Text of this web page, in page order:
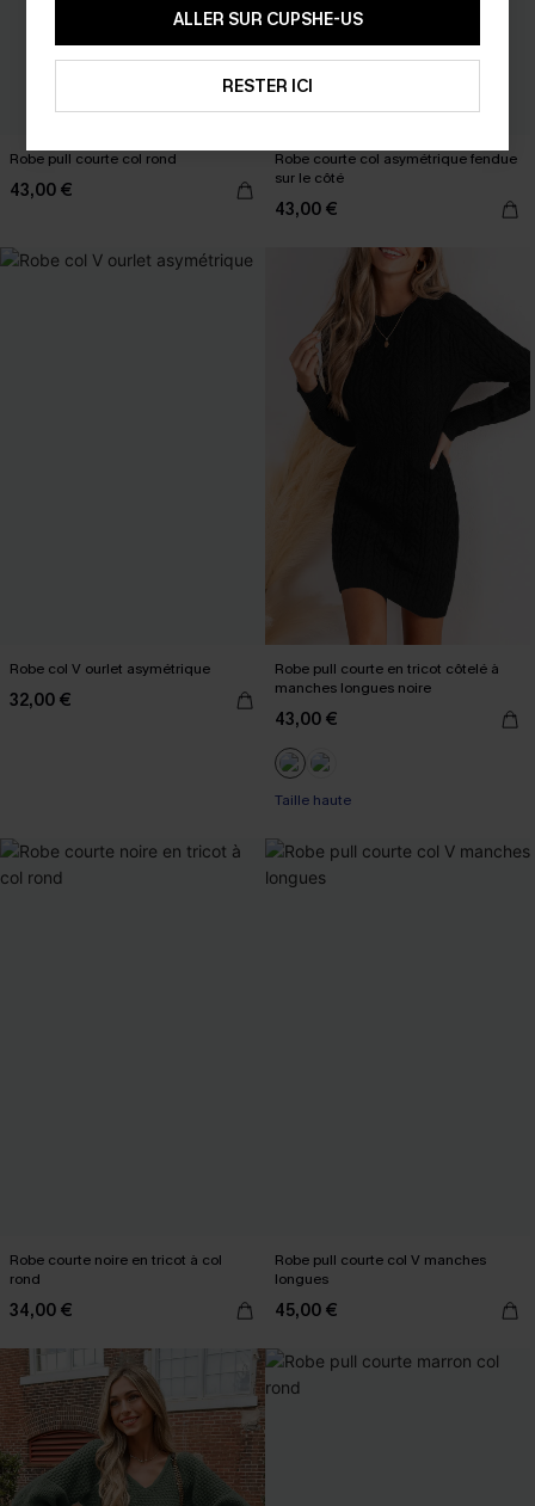
Robe pull courte col rond
43,00 €
Robe courte col asymétrique fendue
sur le côté
43,00 €
Robe col V ourlet asymétrique
32,00 €
Robe pull courte en tricot côtelé à
manches longues noire
43,00 €
Taille haute
Robe courte noire en tricot à col
rond
34,00 €
Robe pull courte col V manches
longues
45,00 €
ALLER SUR CUPSHE-US
RESTER ICI